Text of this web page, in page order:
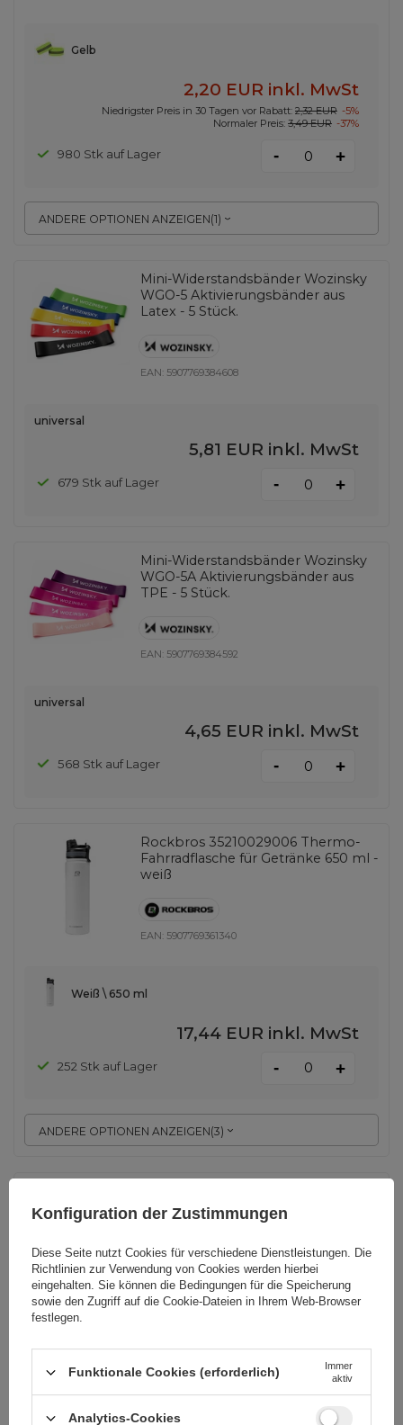
ANDERE OPTIONEN ANZEIGEN(1)
Gelb
2,20 EUR inkl. MwSt
Niedrigster Preis in 30 Tagen vor Rabatt: 2,32 EUR -5%
Normaler Preis: 3,49 EUR -37%
980 Stk auf Lager - +
Mini-Widerstandsbänder Wozinsky
WGO-5 Aktivierungsbänder aus
Latex - 5 Stück.
EAN: 5907769384608
universal
5,81 EUR inkl. MwSt
679 Stk auf Lager - +
Mini-Widerstandsbänder Wozinsky
WGO-5A Aktivierungsbänder aus
TPE - 5 Stück.
EAN: 5907769384592
universal
4,65 EUR inkl. MwSt
568 Stk auf Lager - +
Rockbros 35210029006 Thermo-
Fahrradflasche für Getränke 650 ml -
weiß
EAN: 5907769361340
ANDERE OPTIONEN ANZEIGEN(3)
Weiß \ 650 ml
17,44 EUR inkl. MwSt
252 Stk auf Lager - +
für GoPro / DJI - Schwarz
EAN:5906302371754
universal
6,74 EURinkl. MwSt
19 Stk auf Lager
+ 876 Stk auf Kundenbestellung
Konfiguration der Zustimmungen
Diese Seite nutzt Cookies für verschiedene Dienstleistungen. Die
Richtlinien zur Verwendung von Cookies werden hierbei
eingehalten. Sie können die Bedingungen für die Speicherung
sowie den Zugriff auf die Cookie-Dateien in Ihrem Web-Browser
festlegen.
Funktionale Cookies (erforderlich)
Immer
aktiv
Analytics-Cookies